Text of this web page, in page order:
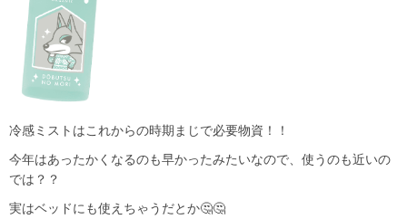
冷感ミストはこれからの時期まじで必要物資！！
今年はあったかくなるのも早かったみたいなので、使うのも近いの
では？？
実はベッドにも使えちゃうだとか🤔🤔